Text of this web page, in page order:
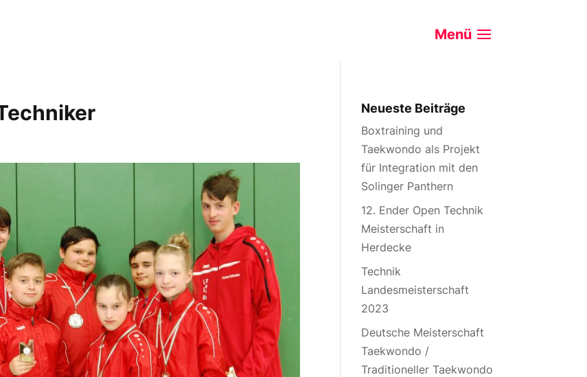
Neueste Beiträge
Boxtraining und
Taekwondo als Projekt
für Integration mit den
Solinger Panthern
12. Ender Open Technik
Meisterschaft in
Herdecke
Technik
Landesmeisterschaft
2023
Deutsche Meisterschaft
Taekwondo /
Traditioneller Taekwondo